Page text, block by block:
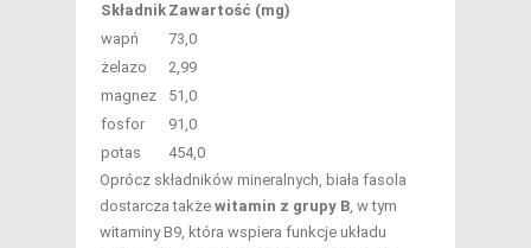
Składnik Zawartość (mg)
wapń
73,0
żelazo
2,99
magnez
51,0
fosfor
91,0
potas
454,0
Oprócz składników mineralnych, biała fasola
dostarcza także witamin z grupy B, w tym
witaminy B9, która wspiera funkcje układu